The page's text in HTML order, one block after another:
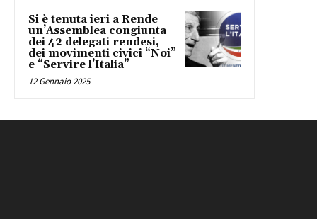
Si è tenuta ieri a Rende
un’Assemblea congiunta
dei 42 delegati rendesi,
dei movimenti civici “Noi”
e “Servire l’Italia”
12 Gennaio 2025